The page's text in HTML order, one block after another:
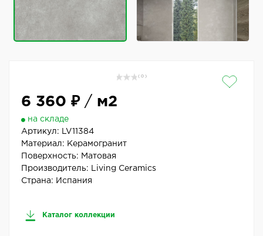
( 0 )
6 360 ₽/ м2
на складе
Артикул:
LV11384
Материал: Керамогранит
Поверхность: Матовая
Производитель:
Living Ceramics
Страна: Испания
Каталог коллекции